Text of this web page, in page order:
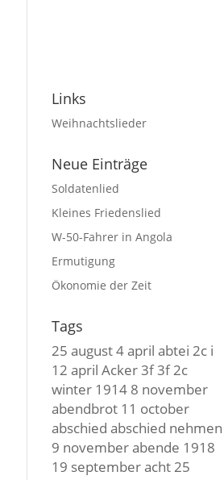
Links
Weihnachtslieder
Neue Einträge
Soldatenlied
Kleines Friedenslied
W-50-Fahrer in Angola
Ermutigung
Ökonomie der Zeit
Tags
25 august4 april abtei 2c i
12 april Acker3f 3f2c
winter 1914 8 november
abendbrot 11 october
abschied abschied nehmen
9 novemberabende 1918
19 septemberacht25